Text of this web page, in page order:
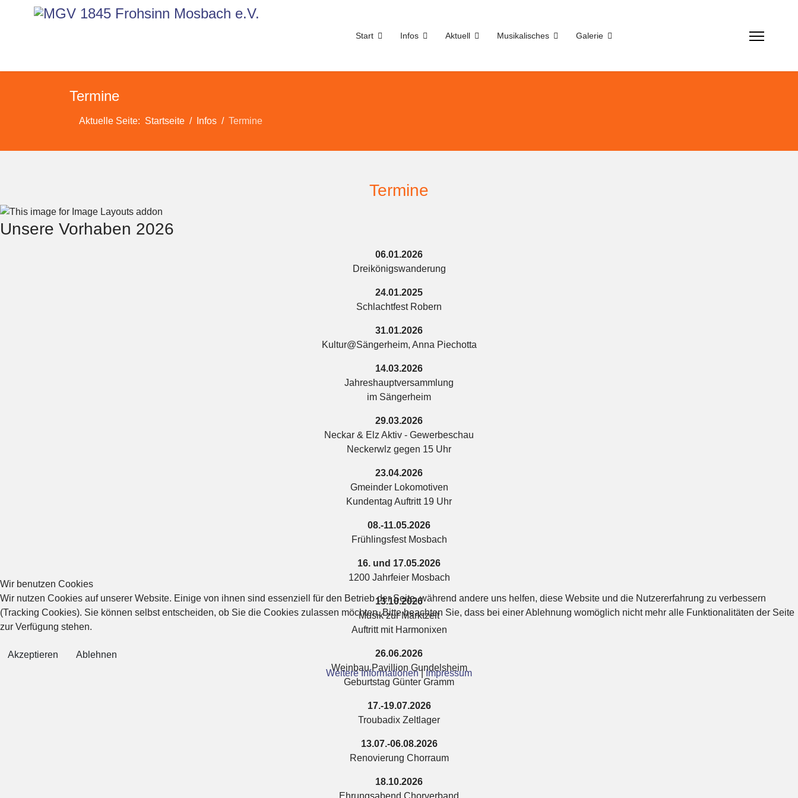
Start Infos Aktuell Musikalisches Galerie
Termine
Aktuelle Seite: Startseite Infos Termine
Termine
Unsere Vorhaben 2026
06.01.2026
Dreikönigswanderung
24.01.2025
Schlachtfest Robern
31.01.2026
Kultur@Sängerheim, Anna Piechotta
14.03.2026
Jahreshauptversammlung
im Sängerheim
29.03.2026
Neckar & Elz Aktiv - Gewerbeschau
Neckerwlz gegen 15 Uhr
23.04.2026
Gmeinder Lokomotiven
Kundentag Auftritt 19 Uhr
08.-11.05.2026
Frühlingsfest Mosbach
16. und 17.05.2026
1200 Jahrfeier Mosbach
13.10.2026
Musik zur Marktzeit
Auftritt mit Harmonixen
26.06.2026
Weinbau Pavillion Gundelsheim
Geburtstag Günter Gramm
17.-19.07.2026
Troubadix Zeltlager
13.07.-06.08.2026
Renovierung Chorraum
18.10.2026
Ehrungsabend Chorverband
Wir benutzen Cookies
Wir nutzen Cookies auf unserer Website. Einige von ihnen sind essenziell für den Betrieb der Seite, während andere uns helfen, diese Website und die Nutzererfahrung zu verbessern
(Tracking Cookies). Sie können selbst entscheiden, ob Sie die Cookies zulassen möchten. Bitte beachten Sie, dass bei einer Ablehnung womöglich nicht mehr alle Funktionalitäten der Seite
zur Verfügung stehen.
Akzeptieren
Ablehnen
Weitere Informationen| Impressum